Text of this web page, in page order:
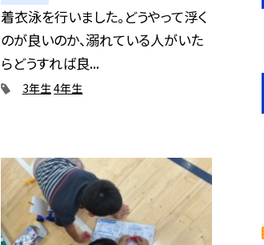
着衣泳を行いました。どうやって浮く
のが良いのか、溺れている人がいた
らどうすれば良...
3年生 4年生